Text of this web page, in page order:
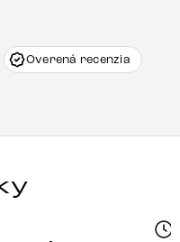
pravdepodobne
pristúpili
produkty Delife
Overená recenzia